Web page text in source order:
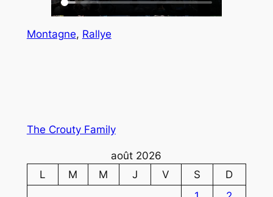
Montagne, Rallye
The Crouty Family
août 2026
L
M M J V S
D